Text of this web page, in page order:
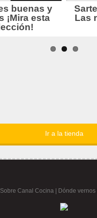
Ir a la tienda
Sobre Canal Cocina Dónde vernos |